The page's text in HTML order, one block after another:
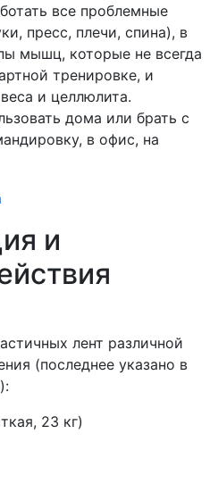
все проблемные
пресс, плечи, спина), в
мышц, которые не всегда
тренировке, и
и целлюлита.
дома или брать с
в офис, на
и
лент различной
(последнее указано в
23 кг)